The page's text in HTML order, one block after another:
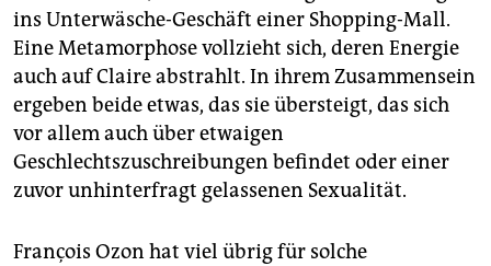
ins Unterwäsche-Geschäft einer Shopping-Mall.
Eine Metamorphose vollzieht sich, deren Energie
auch auf Claire abstrahlt. In ihrem Zusammensein
ergeben beide etwas, das sie übersteigt, das sich
vor allem auch über etwaigen
Geschlechtszuschreibungen befindet oder einer
zuvor unhinterfragt gelassenen Sexualität.
François Ozon hat viel übrig für solche